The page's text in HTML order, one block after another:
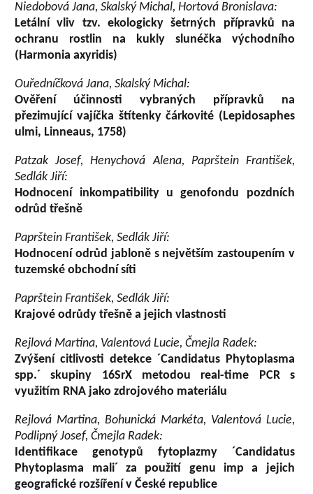
Niedobová Jana, Skalský Michal, Hortová Bronislava:
Letální vliv tzv. ekologicky šetrných přípravků na
ochranu rostlin na kukly slunéčka východního
(Harmonia axyridis)
Ouředníčková Jana, Skalský Michal:
Ověření účinnosti vybraných přípravků na
přezimující vajíčka štítenky čárkovité (Lepidosaphes
ulmi, Linneaus, 1758)
Patzak Josef, Henychová Alena, Paprštein František,
Sedlák Jiří:
Hodnocení inkompatibility u genofondu pozdních
odrůd třešně
Paprštein František, Sedlák Jiří:
Hodnocení odrůd jabloně s největším zastoupením v
tuzemské obchodní síti
Paprštein František, Sedlák Jiří:
Krajové odrůdy třešně a jejich vlastnosti
Rejlová Martina, Valentová Lucie, Čmejla Radek:
Zvýšení citlivosti detekce ´Candidatus Phytoplasma
spp.´ skupiny 16SrX metodou real-time PCR s
využitím RNA jako zdrojového materiálu
Rejlová Martina, Bohunická Markéta, Valentová Lucie,
Podlipný Josef, Čmejla Radek:
Identifikace genotypů fytoplazmy ´Candidatus
Phytoplasma mali´ za použití genu imp a jejich
geografické rozšíření v České republice